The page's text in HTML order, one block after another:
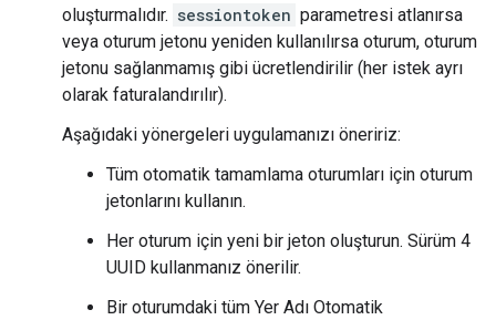
oluşturmalıdır. sessiontoken parametresi atlanırsa
veya oturum jetonu yeniden kullanılırsa oturum, oturum
jetonu sağlanmamış gibi ücretlendirilir (her istek ayrı
olarak faturalandırılır).
Aşağıdaki yönergeleri uygulamanızı öneririz:
Tüm otomatik tamamlama oturumları için oturum
jetonlarını kullanın.
Her oturum için yeni bir jeton oluşturun. Sürüm 4
UUID kullanmanız önerilir.
Bir oturumdaki tüm Yer Adı Otomatik